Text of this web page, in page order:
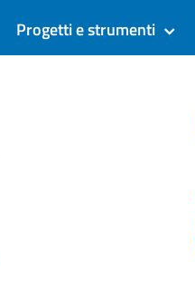
Progetti e strumenti